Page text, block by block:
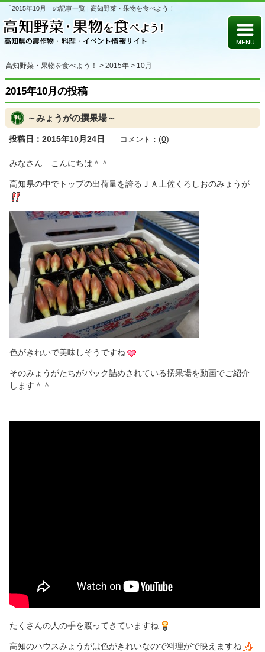
「2015年10月」の記事一覧 | 高知野菜・果物を食べよう！
高知野菜・果物を食べよう！ > 2015年> 10月
2015年10月の投稿
～みょうがの撰果場～
投稿日：2015年10月24日 コメント： (0)
みなさん こんにちは＾＾
高知県の中でトップの出荷量を誇るＪＡ土佐くろしおのみょうが
色がきれいで美味しそうですね
そのみょうがたちがパック詰めされている撰果場を動画でご紹介
します＾＾
たくさんの人の手を渡ってきていますね
高知のハウスみょうがは色がきれいなので料理がで映えますね